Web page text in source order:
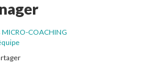
MICRO-COACHING